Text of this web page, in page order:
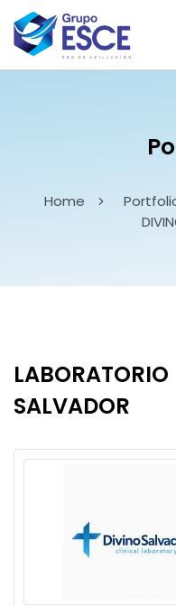
Home
SALVADOR